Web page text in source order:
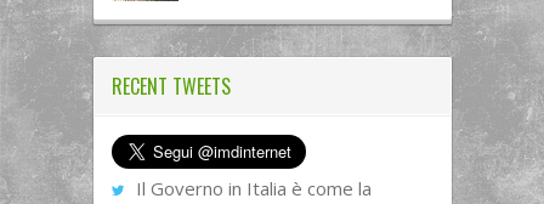
RECENT TWEETS
Il Governo in Italia è come la